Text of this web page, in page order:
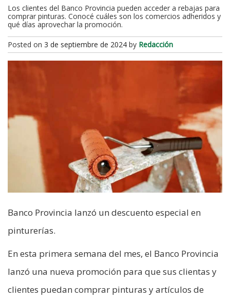
Los clientes del Banco Provincia pueden acceder a rebajas para
comprar pinturas. Conocé cuáles son los comercios adheridos y
qué días aprovechar la promoción.
Posted on 3 de septiembre de 2024 by Redacción
Banco Provincia lanzó un descuento especial en
pinturerías.
En esta primera semana del mes, el Banco Provincia
lanzó una nueva promoción para que sus clientas y
clientes puedan comprar pinturas y artículos de